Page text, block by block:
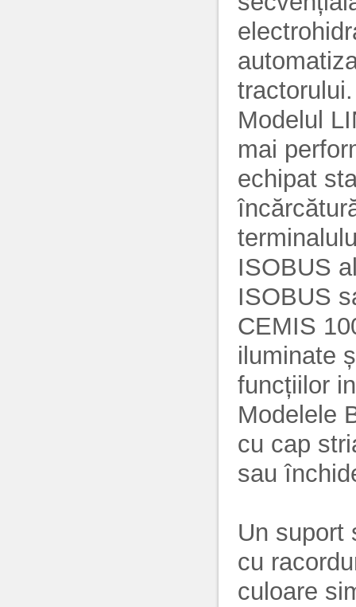
tractorului.
Modelul
mai
echipat
ISOBUS
ISOBUS
CEMIS
iluminate
funcțiilor
Modelele
cu cap
sau
Un suport
cu
culoare